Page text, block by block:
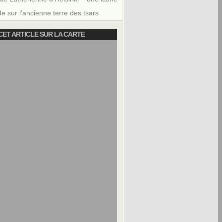
sur l’ancienne terre des tsars
ARTICLE SUR LA CARTE